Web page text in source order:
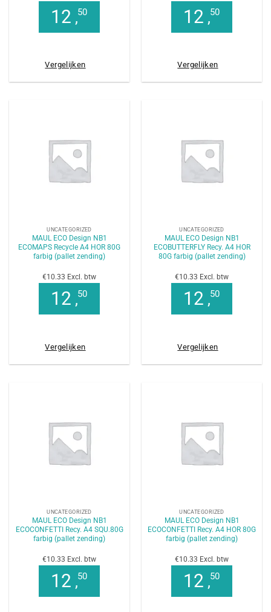
12 ,50
Vergelijken
12 ,50
Vergelijken
UNCATEGORIZED
MAUL ECO Design NB1
ECOMAPS Recycle A4 HOR 80G
farbig (pallet zending)
€10.33 Excl. btw
12 ,50
Vergelijken
UNCATEGORIZED
MAUL ECO Design NB1
ECOBUTTERFLY Recy. A4 HOR
80G farbig (pallet zending)
€10.33 Excl. btw
12 ,50
Vergelijken
UNCATEGORIZED
MAUL ECO Design NB1
ECOCONFETTI Recy. A4 SQU.80G
farbig (pallet zending)
€10.33 Excl. btw
12 ,50
UNCATEGORIZED
MAUL ECO Design NB1
ECOCONFETTI Recy. A4 HOR 80G
farbig (pallet zending)
€10.33 Excl. btw
12 ,50